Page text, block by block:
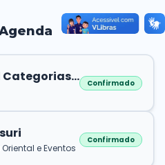
Manual de Identidade Visual
Categorias
Confirmado
e Eventos
Confirmado